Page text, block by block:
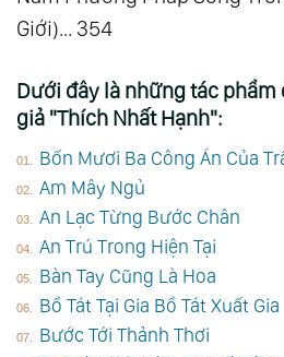
Giới)... 354
Dưới đây là những tác phẩm
giả "Thích Nhất Hạnh":
Bốn Mươi Ba Công Án Của
Am Mây Ngủ
An Lạc Từng Bước Chân
An Trú Trong Hiện Tại
Bàn Tay Cũng Là Hoa
Bồ Tát Tại Gia Bồ Tát Xuất Gia
Bước Tới Thảnh Thơi